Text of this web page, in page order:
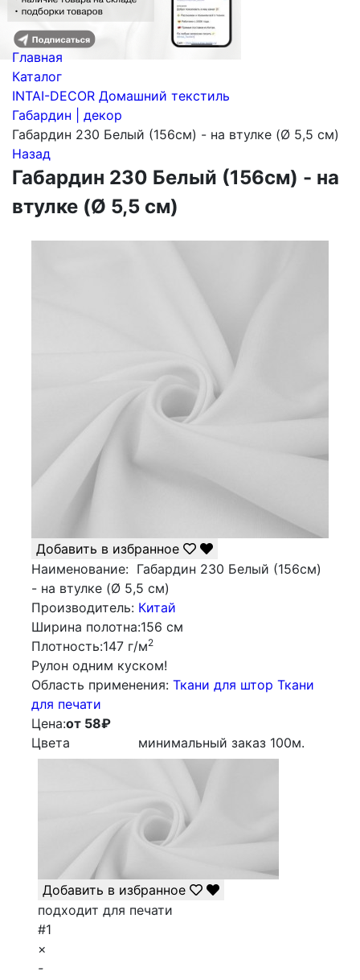
Главная
Каталог
INTAI-DECOR Домашний текстиль
Габардин | декор
Габардин 230 Белый (156см) - на втулке (Ø 5,5 см)
Назад
Габардин 230 Белый (156см) - на
втулке (Ø 5,5 см)
Добавить в избранное
Наименование: Габардин 230 Белый (156см)
- на втулке (Ø 5,5 см)
Производитель: Китай
Ширина полотна:156 см
Плотность:147 г/м2
Рулон одним куском!
Облаcть применения: Ткани для штор Ткани
для печати
Цена:от 58₽
Цвета
минимальный заказ 100м.
Добавить в избранное
подходит для печати
#1
×
-